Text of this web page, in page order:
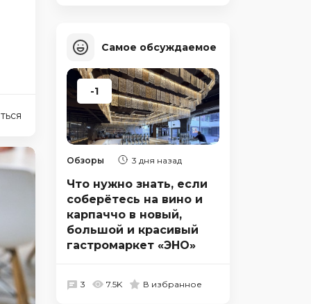
Самое обсуждаемое
-1
Обзоры 3 дня назад
Что нужно знать, если
соберётесь на вино и
карпаччо в новый,
большой и красивый
гастромаркет «ЭНО»
3 7.5K В избранное